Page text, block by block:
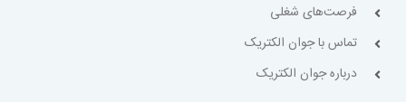
فرصت‌های شغلی
تماس با جوان الکتریک
درباره جوان الکتریک